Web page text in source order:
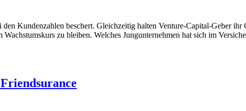
Kundenzahlen beschert. Gleichzeitig halten Venture-Capital-Geber
zu bleiben. Welches Jungunternehmen hat sich im